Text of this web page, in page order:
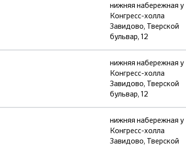
нижняя набережная у
Конгресс-холла
Завидово, Тверской
бульвар, 12
нижняя набережная у
Конгресс-холла
Завидово, Тверской
бульвар, 12
нижняя набережная у
Конгресс-холла
Завидово, Тверской